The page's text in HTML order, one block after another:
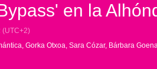
en la
(UTC+2)
Gorka Otxoa, Sara Cózar, Bárbara